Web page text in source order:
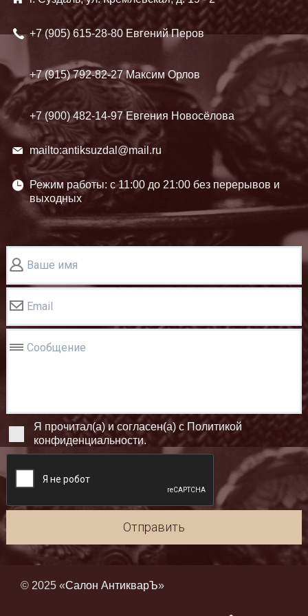
+7 (905)615-28-80 Евгений Перов
+7 (915)792-82-27 Максим Орлов
+7 (900)482-14-97 Евгения Новосёлова
mailto:antiksuzdal@mail.ru
Режим работы: c 11:00 до 21:00 без перерывов и
выходных
Ваше имя
Email
Сообщение
Я прочитал(а) и согласен(а) с Политикой
конфиденциальности.
Отправить
© 2025 «Салон АнтикварЪ»